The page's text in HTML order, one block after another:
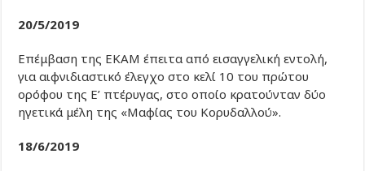
20/5/2019
Επέμβαση της ΕΚΑΜ έπειτα από εισαγγελική εντολή,
για αιφνιδιαστικό έλεγχο στο κελί 10 του πρώτου
ορόφου της Ε’ πτέρυγας, στο οποίο κρατούνταν δύο
ηγετικά μέλη της «Μαφίας του Κορυδαλλού».
18/6/2019